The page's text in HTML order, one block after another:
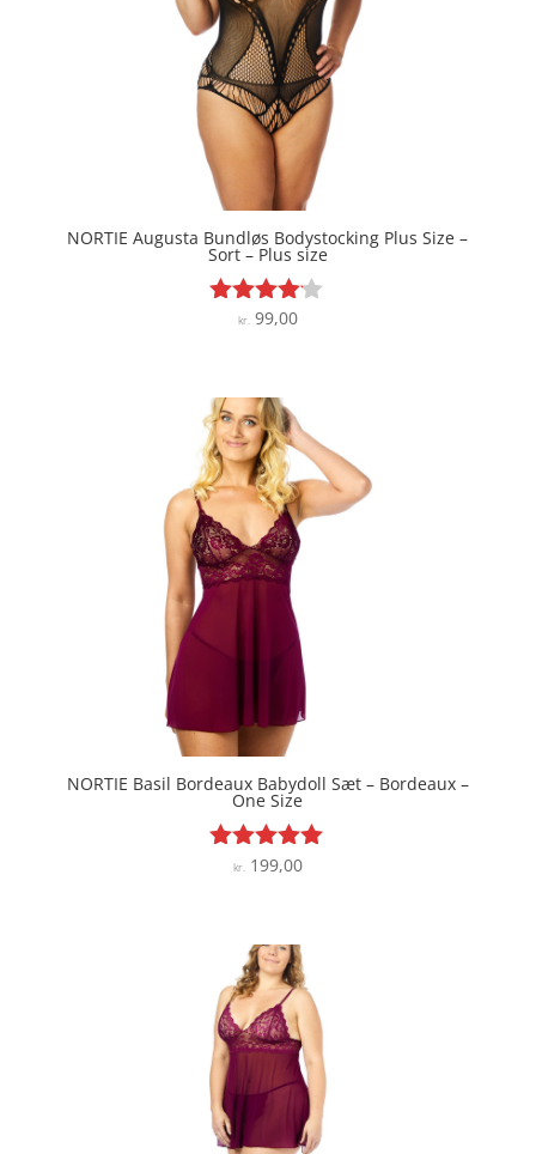
NORTIE Augusta Bundløs Bodystocking Plus Size –
Sort – Plus size
Vurderet
kr.99,00
NORTIE Basil Bordeaux Babydoll Sæt – Bordeaux –
One Size
Vurderet
kr. 199,00